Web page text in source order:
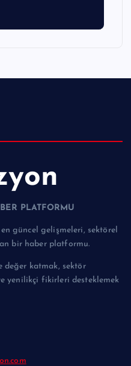
PLATFORMU
güncel gelişmeleri, sektörel
bir haber platformu.
değer katmak, sektör
yenilikçi fikirleri desteklemek